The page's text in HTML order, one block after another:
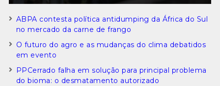
ABPA contesta política antidumping da África do Sul
no mercado da carne de frango
O futuro do agro e as mudanças do clima debatidos
em evento
PPCerrado falha em solução para principal problema
do bioma: o desmatamento autorizado